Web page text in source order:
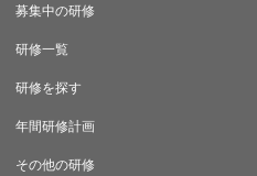
募集中の研修
研修一覧
研修を探す
年間研修計画
その他の研修